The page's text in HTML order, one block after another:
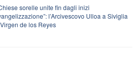
sorelle unite fin dagli inizi
l’Arcivescovo Ulloa a Siviglia
de los Reyes